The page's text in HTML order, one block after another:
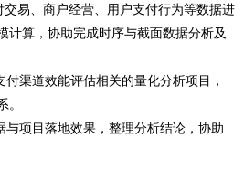
易、商户经营、用户支付行为等数据进
计算，协助完成时序与截面数据分析及
渠道效能评估相关的量化分析项目，
。
项目落地效果，整理分析结论，协助